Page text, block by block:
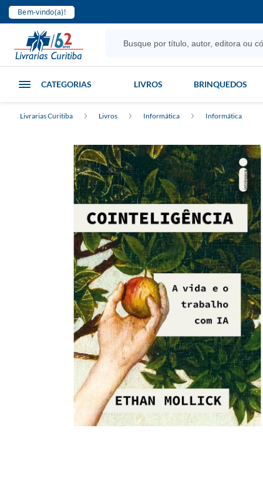
Bem-vindo(a)!
CATEGORIAS LIVROS BRINQUEDOS
Livrarias Curitiba Livros Informática Informática